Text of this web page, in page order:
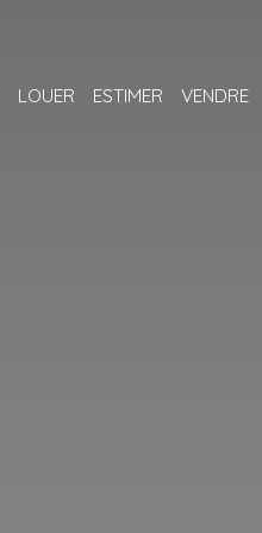
LOUER ESTIMER VENDRE